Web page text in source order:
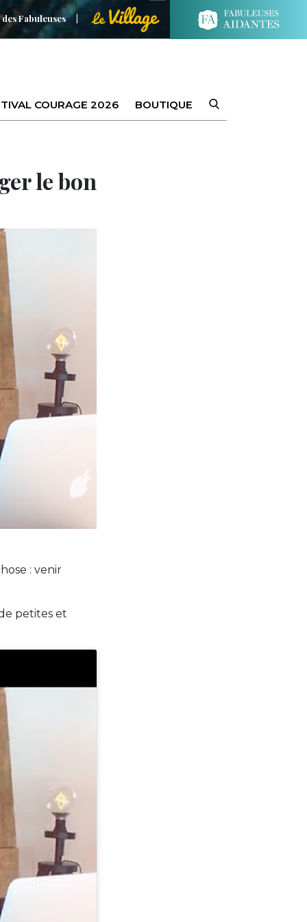
Fabuleuses
COURAGE 2026 BOUTIQUE
le bon
: venir
petites et